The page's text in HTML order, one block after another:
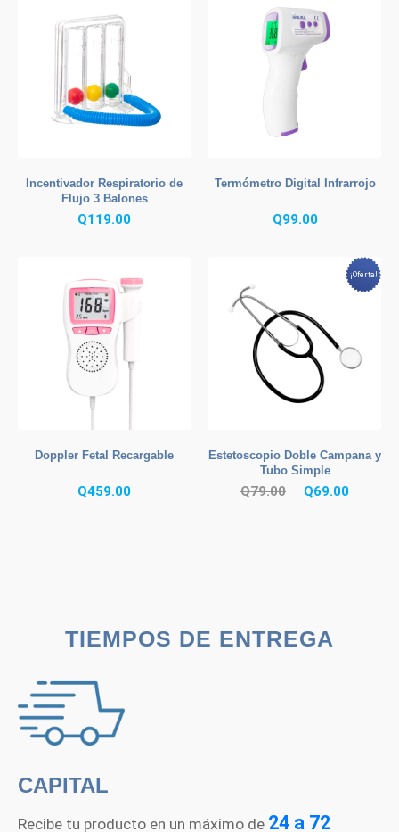
Incentivador Respiratorio de
Flujo 3 Balones
Q119.00
Termómetro Digital Infrarrojo
Q99.00
Doppler Fetal Recargable
Q459.00
¡Oferta!
Estetoscopio Doble Campana y
Tubo Simple
Q79.00 Q69.00El
TIEMPOS DE ENTREGA
CAPITAL
Recibe tu producto en un máximo de 24 a 72